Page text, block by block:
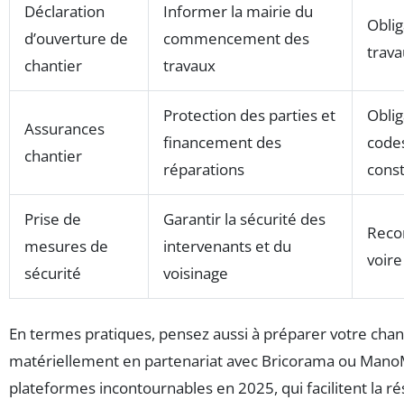
Déclaration
d’ouverture de
chantier
Informer la mairie du
commencement des
travaux
Assurances
chantier
Protection des parties et
financement des
réparations
Prise de
mesures de
sécurité
Garantir la sécurité des
intervenants et du
voisinage
En termes pratiques, pensez aussi à préparer votre
matériellement en partenariat avec Bricorama ou
plateformes incontournables en 2025, qui facilitent la